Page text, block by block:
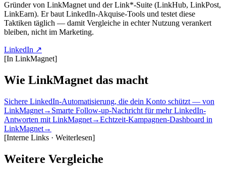
Gründer von LinkMagnet und der Link*-Suite (LinkHub, LinkPost,
LinkEarn). Er baut LinkedIn-Akquise-Tools und testet diese
Taktiken täglich — damit Vergleiche in echter Nutzung verankert
bleiben, nicht im Marketing.
LinkedIn ↗
[In LinkMagnet]
Wie LinkMagnet das macht
Sichere LinkedIn-Automatisierung, die dein Konto schützt — von
LinkMagnet→ Smarte Follow-up-Nachricht für mehr LinkedIn-
Antworten mit LinkMagnet→Echtzeit-Kampagnen-Dashboard in
LinkMagnet→
[Interne Links · Weiterlesen]
Weitere Vergleiche